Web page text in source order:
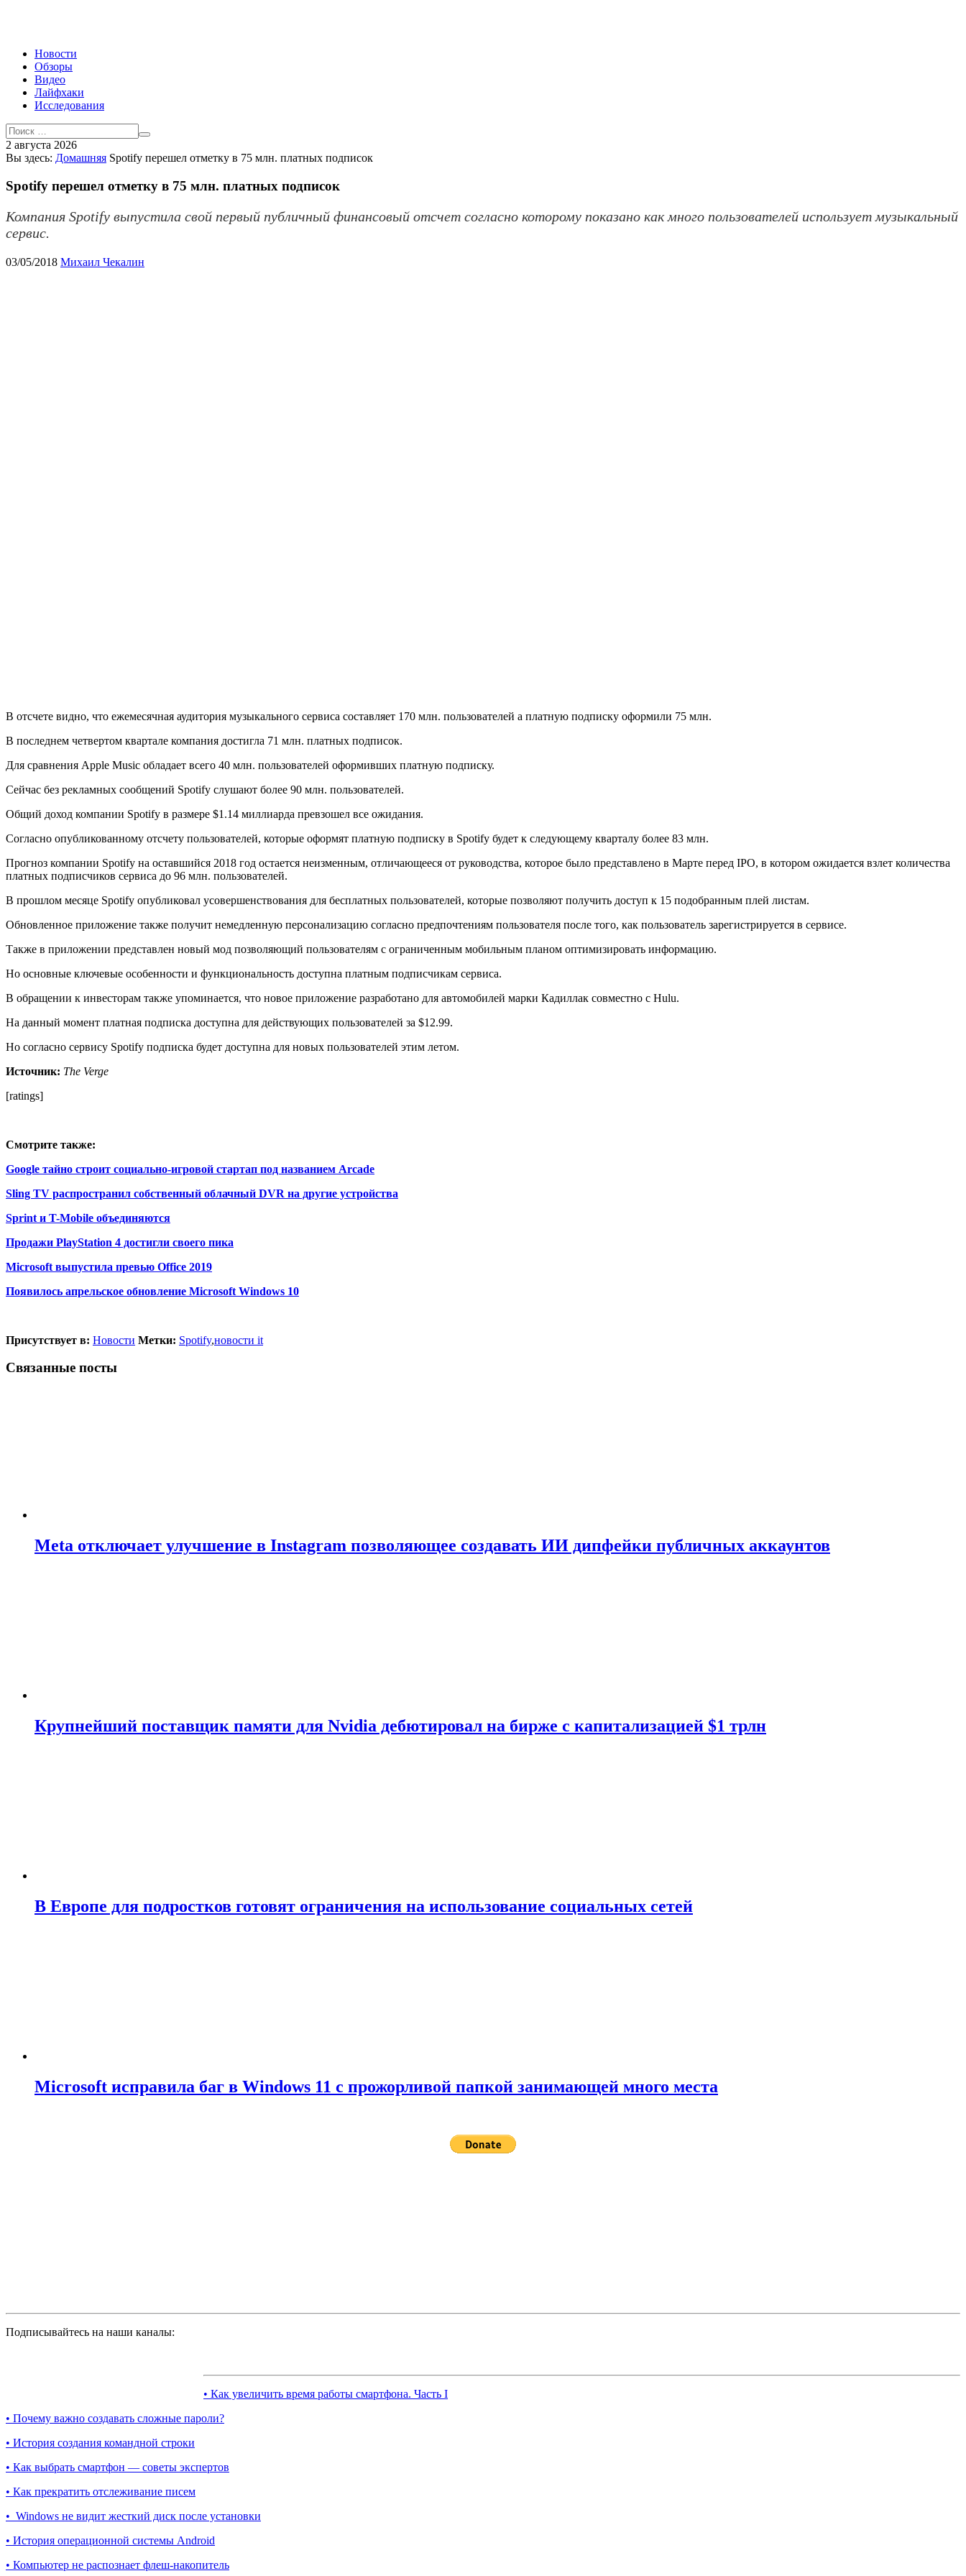
Новости
Обзоры
Видео
Лайфхаки
Исследования
2 августа 2026
Вы здесь: Домашняя Spotify перешел отметку в 75 млн. платных подписок
Spotify перешел отметку в 75 млн. платных подписок
Компания Spotify выпустила свой первый публичный финансовый отсчет согласно которому показано как много пользователей использует музыкальный
сервис.
03/05/2018 Михаил Чекалин
В отсчете видно, что ежемесячная аудитория музыкального сервиса составляет 170 млн. пользователей а платную подписку оформили 75 млн.
В последнем четвертом квартале компания достигла 71 млн. платных подписок.
Для сравнения Apple Music обладает всего 40 млн. пользователей оформивших платную подписку.
Сейчас без рекламных сообщений Spotify слушают более 90 млн. пользователей.
Общий доход компании Spotify в размере $1.14 миллиарда превзошел все ожидания.
Согласно опубликованному отсчету пользователей, которые оформят платную подписку в Spotify будет к следующему кварталу более 83 млн.
Прогноз компании Spotify на оставшийся 2018 год остается неизменным, отличающееся от руководства, которое было представлено в Марте перед IPO, в котором ожидается взлет количества
платных подписчиков сервиса до 96 млн. пользователей.
В прошлом месяце Spotify опубликовал усовершенствования для бесплатных пользователей, которые позволяют получить доступ к 15 подобранным плей листам.
Обновленное приложение также получит немедленную персонализацию согласно предпочтениям пользователя после того, как пользователь зарегистрируется в сервисе.
Также в приложении представлен новый мод позволяющий пользователям с ограниченным мобильным планом оптимизировать информацию.
Но основные ключевые особенности и функциональность доступна платным подписчикам сервиса.
В обращении к инвесторам также упоминается, что новое приложение разработано для автомобилей марки Кадиллак совместно с Hulu.
На данный момент платная подписка доступна для действующих пользователей за $12.99.
Но согласно сервису Spotify подписка будет доступна для новых пользователей этим летом.
Источник: The Verge
[ratings]
Смотрите также:
Google тайно строит социально-игровой стартап под названием Arcade
Sling TV распространил собственный облачный DVR на другие устройства
Sprint и T-Mobile объединяются
Продажи PlayStation 4 достигли своего пика
Microsoft выпустила превью Office 2019
Появилось апрельское обновление Microsoft Windows 10
Присутствует в: Новости Метки: Spotify,новости it
Связанные посты
Meta отключает улучшение в Instagram позволяющее создавать ИИ дипфейки публичных аккаунтов
Крупнейший поставщик памяти для Nvidia дебютировал на бирже с капитализацией $1 трлн
В Европе для подростков готовят ограничения на использование социальных сетей
Microsoft исправила баг в Windows 11 с прожорливой папкой занимающей много места
Подписывайтесь на наши каналы:
• Как увеличить время работы смартфона. Часть I
• Почему важно создавать сложные пароли?
• История создания командной строки
• Как выбрать смартфон — советы экспертов
• Как прекратить отслеживание писем
• Windows не видит жесткий диск после установки
• История операционной системы Android
• Компьютер не распознает флеш-накопитель